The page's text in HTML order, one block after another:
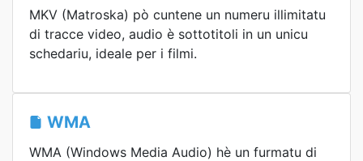
MKV (Matroska) pò cuntene un numeru illimitatu
di tracce video, audio è sottotitoli in un unicu
schedariu, ideale per i filmi.
WMA
WMA (Windows Media Audio) hè un furmatu di